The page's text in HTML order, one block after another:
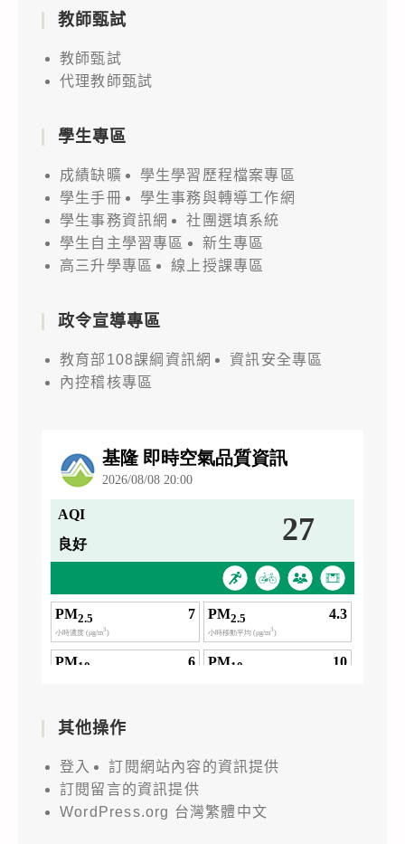
教師甄試
教師甄試
代理教師甄試
學生專區
成績缺曠
學生學習歷程檔案專區
學生手冊
學生事務與轉導工作網
學生事務資訊網
社團選填系統
學生自主學習專區
新生專區
高三升學專區
線上授課專區
政令宣導專區
教育部108課綱資訊網
資訊安全專區
內控稽核專區
其他操作
登入
訂閱網站內容的資訊提供
訂閱留言的資訊提供
WordPress.org 台灣繁體中文